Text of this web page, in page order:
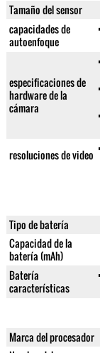
Tamaño del sensor
capacidades de
autoenfoque
especificaciones de
hardware de la
cámara
resoluciones de video
Tipo de batería
Capacidad de la
batería (mAh)
Batería
características
Marca del procesador